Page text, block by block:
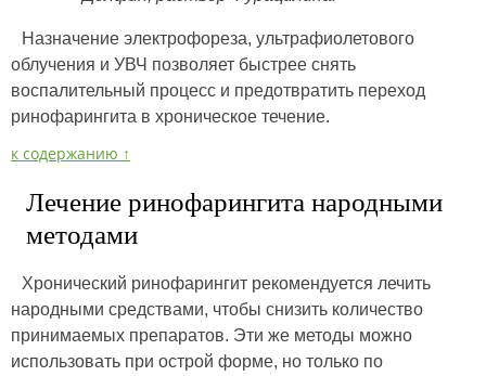
Назначение электрофореза, ультрафиолетового
облучения и УВЧ позволяет быстрее снять
воспалительный процесс и предотвратить переход
ринофарингита в хроническое течение.
к содержанию ↑
Лечение ринофарингита народными
методами
Хронический ринофарингит рекомендуется лечить
народными средствами, чтобы снизить количество
принимаемых препаратов. Эти же методы можно
использовать при острой форме, но только по